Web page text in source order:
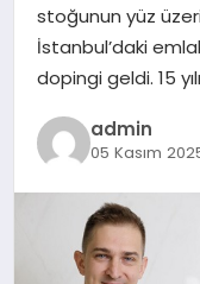
TEKNOLOJI
YAŞAM
stoğunun yüz
İstanbul’daki
dopingi geldi. 15
admin
05 Kasım